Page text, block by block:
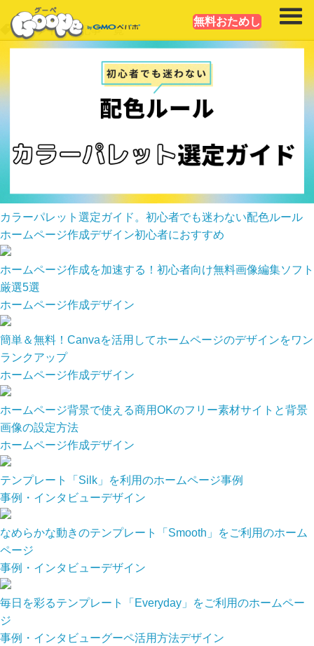
無料おためし
# デザインの記事一覧
カラーパレット選定ガイド。初心者でも迷わない配色ルール
ホームページ作成デザイン初心者におすすめ
ホームページ作成を加速する！初心者向け無料画像編集ソフト
厳選5選
ホームページ作成デザイン
簡単＆無料！Canvaを活用してホームページのデザインをワン
ランクアップ
ホームページ作成デザイン
ホームページ背景で使える商用OKのフリー素材サイトと背景
画像の設定方法
ホームページ作成デザイン
テンプレート「Silk」を利用のホームページ事例
事例・インタビューデザイン
なめらかな動きのテンプレート「Smooth」をご利用のホーム
ページ
事例・インタビューデザイン
毎日を彩るテンプレート「Everyday」をご利用のホームペー
ジ
事例・インタビューグーペ活用方法デザイン